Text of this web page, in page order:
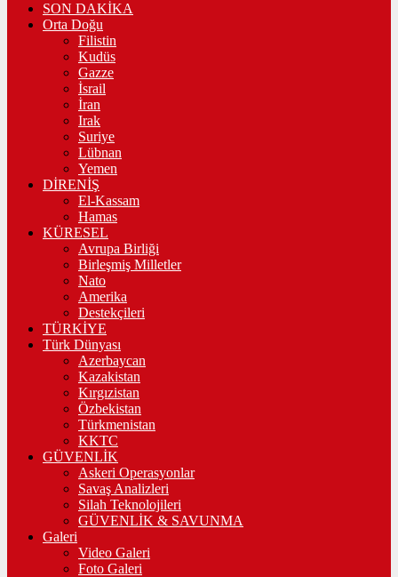
SON DAKİKA
Orta Doğu
Filistin
Kudüs
Gazze
İsrail
İran
Irak
Suriye
Lübnan
Yemen
DİRENİŞ
El-Kassam
Hamas
KÜRESEL
Avrupa Birliği
Birleşmiş Milletler
Nato
Amerika
Destekçileri
TÜRKİYE
Türk Dünyası
Azerbaycan
Kazakistan
Kırgızistan
Özbekistan
Türkmenistan
KKTC
GÜVENLİK
Askeri Operasyonlar
Savaş Analizleri
Silah Teknolojileri
GÜVENLİK & SAVUNMA
Galeri
Video Galeri
Foto Galeri